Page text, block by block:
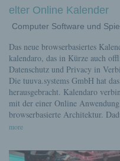
elter Online Kalender
Computer Software und
Das neue browserbasiertes
kalendaro, das in Kürze auch
Datenschutz und Privacy in
Die tuuva.systems GmbH hat
herausgebracht. Kalendaro
mit der einer Online
browserbasierte Architektur.
more